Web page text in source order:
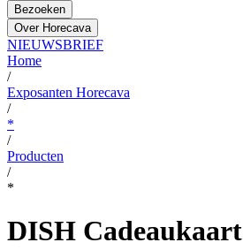
Bezoeken
Over Horecava
NIEUWSBRIEF
Home
/
Exposanten Horecava
/
*
/
Producten
/
*
DISH Cadeaukaart